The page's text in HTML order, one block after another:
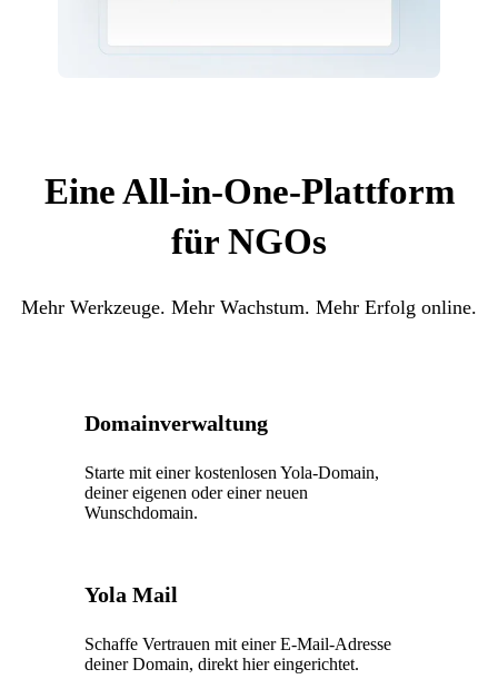
Eine All-in-One-Plattform
für NGOs
Mehr Werkzeuge. Mehr Wachstum. Mehr Erfolg online.
Domainverwaltung
Starte mit einer kostenlosen Yola-Domain,
deiner eigenen oder einer neuen
Wunschdomain.
Yola Mail
Schaffe Vertrauen mit einer E-Mail-Adresse
deiner Domain, direkt hier eingerichtet.